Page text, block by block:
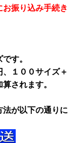
振り込み手続き
す。
１００サイズ＋
されます。
が以下の通りに